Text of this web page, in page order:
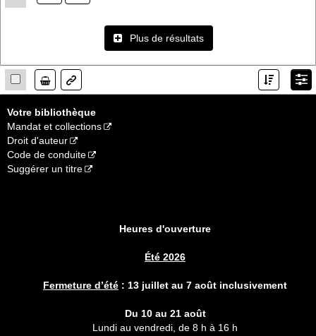
Plus de résultats
Lien
Votre bibliothèque
Mandat et collections
Droit d'auteur
Code de conduite
Suggérer un titre
Heures d'ouverture
Été 2026
Fermeture d’été : 13 juillet au 7 août inclusivement
Du 10 au 21 août
Lundi au vendredi, de 8 h à 16 h